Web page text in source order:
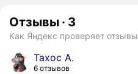
Отзывы · 3
Как Яндекс проверяет отзывы
Тахос А.
6 отзывов